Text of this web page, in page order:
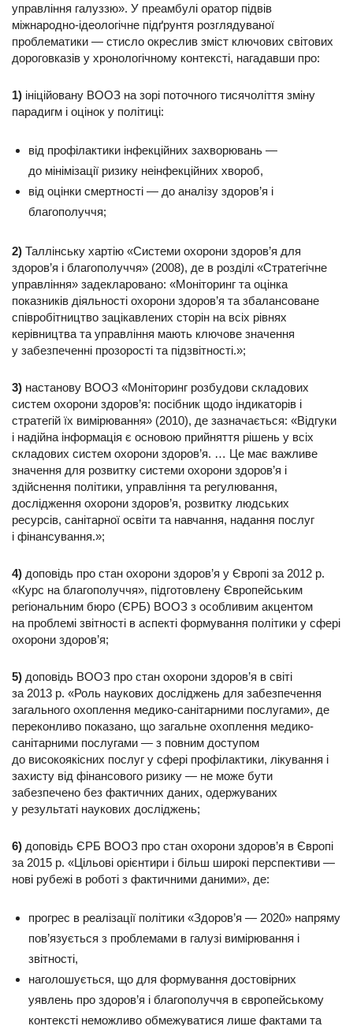
управління галуззю». У преамбулі оратор підвів
міжнародно-­ідеологічне підґрунтя розглядуваної
проблематики — стисло окреслив зміст ключових світових
дороговказів у хронологічному контексті, нагадавши про:
1) ініційовану ВООЗ на зорі поточного тисячоліття зміну
парадигм і оцінок у політиці:
від профілактики інфекційних захворювань —
до мінімізації ризику неінфекційних хвороб,
від оцінки смертності — до аналізу здоров’я і
благополуччя;
2) Таллінську хартію «Системи охорони здоров’я для
здоров’я і благополуччя» (2008), де в розділі «Стратегічне
управління» задекларовано: «Моніторинг та оцінка
показників діяльності охорони здоров’я та збалансоване
співробітництво зацікавлених сторін на всіх рівнях
керівництва та управління мають ключове значення
у забезпеченні прозорості та підзвітності.»;
3) настанову ВООЗ «Моніторинг розбудови складових
систем охорони здоров’я: посібник щодо індикаторів і
стратегій їх вимірювання» (2010), де зазначається: «Відгуки
і надійна інформація є основою прийняття рішень у всіх
складових систем охорони здоров’я. … Це має важливе
значення для розвитку системи охорони здоров’я і
здійснення політики, управління та регулювання,
дослідження охорони здоров’я, розвитку людських
ресурсів, санітарної освіти та навчання, надання послуг
і фінансування.»;
4) доповідь про стан охорони здоров’я у Європі за 2012 р.
«Курс на благополуччя», підготовлену Європейським
регіональним бюро (ЄРБ) ВООЗ з особливим акцентом
на проблемі звітності в аспекті формування політики у сфері
охорони здоров’я;
5) доповідь ВООЗ про стан охорони здоров’я в світі
за 2013 р. «Роль наукових досліджень для забезпечення
загального охоплення медико-санітарними послугами», де
переконливо показано, що загальне охоплення медико-
санітарними послугами — з пов­ним доступом
до високоякісних послуг у сфері профілактики, лікування і
захисту від фінансового ризику — не може бути
забезпечено без фактичних даних, одержуваних
у результаті наукових досліджень;
6) доповідь ЄРБ ВООЗ про стан охорони здоров’я в Європі
за 2015 р. «Цільові орієнтири і більш широкі перспективи —
нові рубежі в роботі з фактичними даними», де:
прогрес в реалізації політики «Здоров’я — 2020» напряму
пов’язується з проблемами в галузі вимірювання і
звітності,
наголошується, що для формування достовірних
уявлень про здоров’я і благополуччя в європейському
контексті неможливо обмежуватися лише фактами та